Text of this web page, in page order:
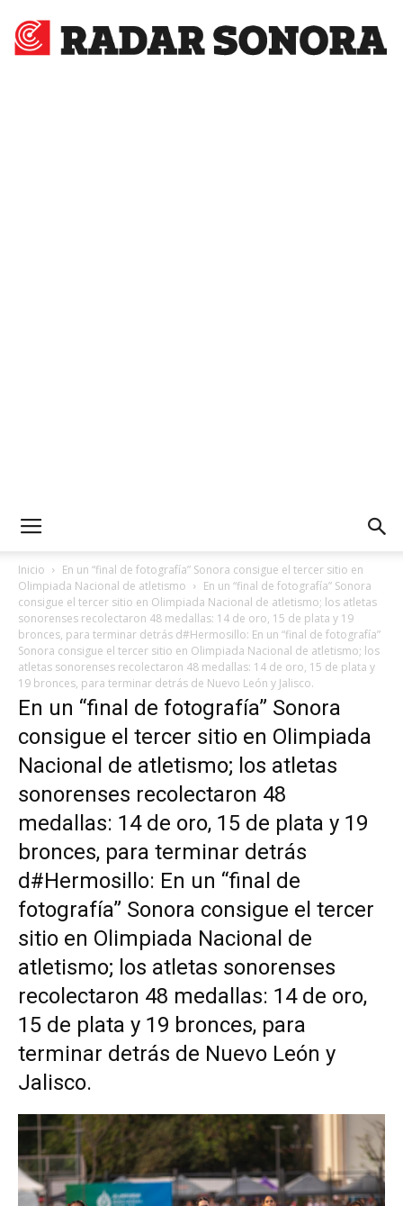
Inicio
En un “final de fotografía” Sonora consigue el tercer sitio en
Olimpiada Nacional de atletismo
En un “final de fotografía” Sonora
consigue el tercer sitio en Olimpiada Nacional de atletismo; los atletas
sonorenses recolectaron 48 medallas: 14 de oro, 15 de plata y 19
bronces, para terminar detrás d#Hermosillo: En un “final de fotografía”
Sonora consigue el tercer sitio en Olimpiada Nacional de atletismo; los
atletas sonorenses recolectaron 48 medallas: 14 de oro, 15 de plata y
19 bronces, para terminar detrás de Nuevo León y Jalisco.
En un “final de fotografía” Sonora
consigue el tercer sitio en Olimpiada
Nacional de atletismo; los atletas
sonorenses recolectaron 48
medallas: 14 de oro, 15 de plata y 19
bronces, para terminar detrás
d#Hermosillo: En un “final de
fotografía” Sonora consigue el tercer
sitio en Olimpiada Nacional de
atletismo; los atletas sonorenses
recolectaron 48 medallas: 14 de oro,
15 de plata y 19 bronces, para
terminar detrás de Nuevo León y
Jalisco.